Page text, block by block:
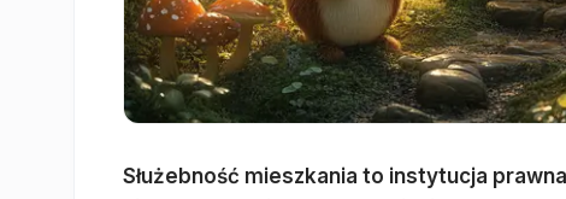
Służebność mieszkania to instytucja